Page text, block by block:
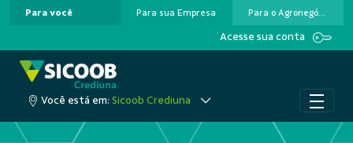
Pular para o Conteúdo principal
Para você Para sua Empresa Para o Agronegócio
Acesse sua conta
Você está em: Sicoob Crediuna